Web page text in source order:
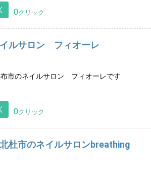
0クリック
ルサロン フィオーレ
市のネイルサロン フィオーレです
0クリック
杜市のネイルサロンbreathing